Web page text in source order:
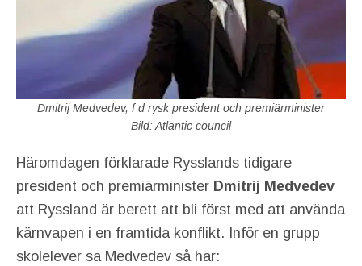
Dmitrij Medvedev, f d rysk president och premiärminister
Bild: Atlantic council
Häromdagen förklarade Rysslands tidigare
president och premiärminister Dmitrij Medvedev
att Ryssland är berett att bli först med att använda
kärnvapen i en framtida konflikt. Inför en grupp
skolelever sa Medvedev så här: